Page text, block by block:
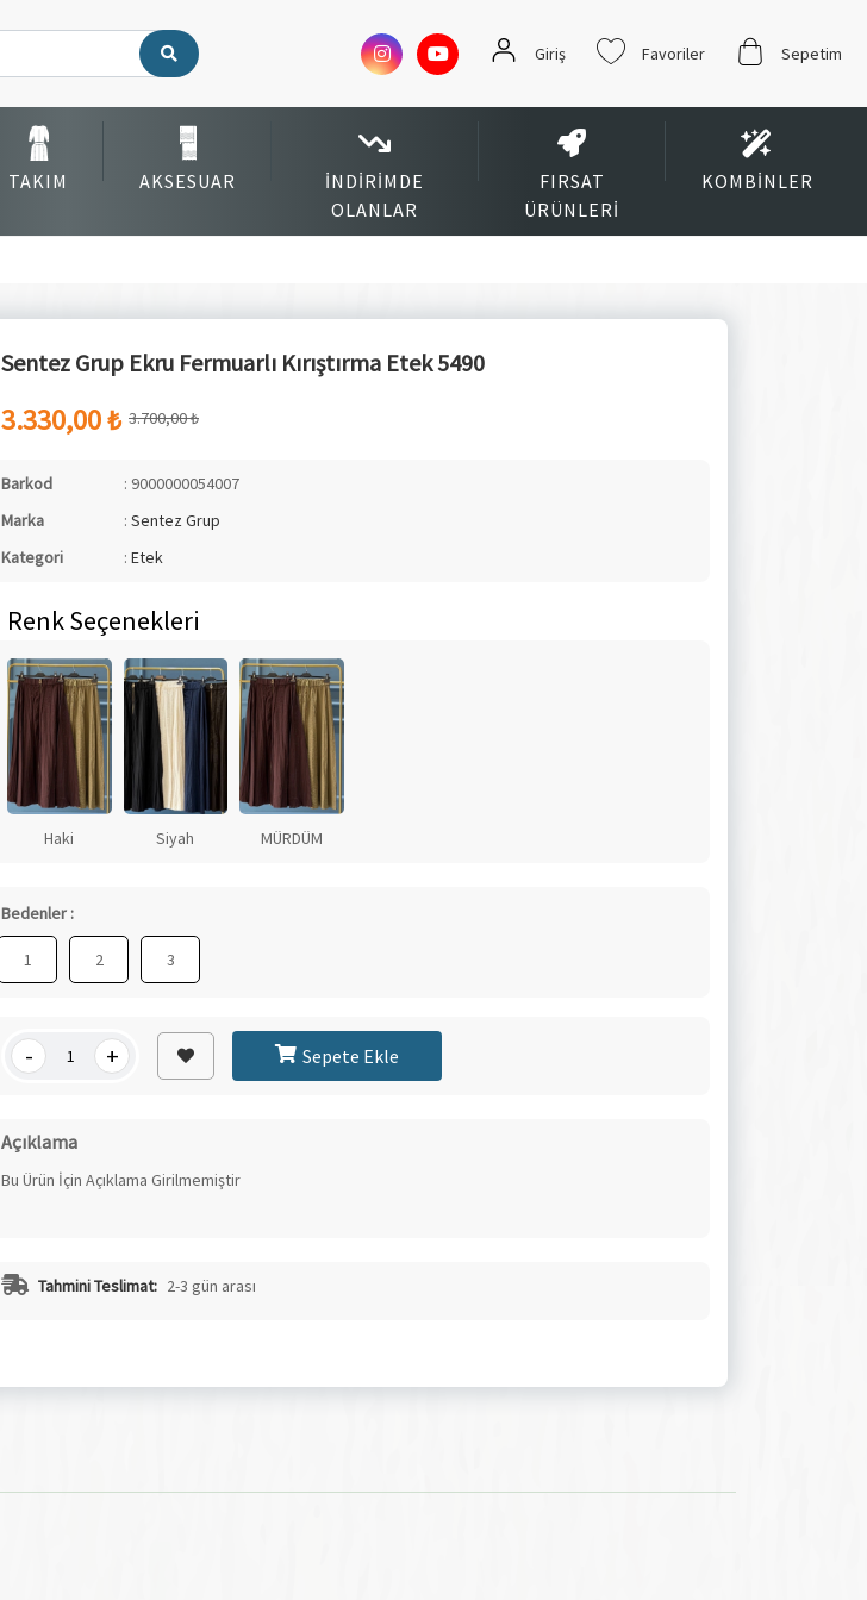
Giriş Favoriler Sepetim
TAKIM AKSESUAR
İNDIRIMDE
OLANLAR
FIRSAT
ÜRÜNLERI
KOMBINLER
Sentez Grup Ekru Fermuarlı Kırıştırma Etek 5490
3.330,00 ₺ 3.700,00 ₺
Barkod
: 9000000054007
Marka
: Sentez Grup
Kategori
: Etek
Renk Seçenekleri
Haki Siyah MÜRDÜM
Bedenler :
1 2 3
- + Sepete Ekle
Açıklama
Bu Ürün İçin Açıklama Girilmemiştir
Tahmini Teslimat: 2-3 gün arası